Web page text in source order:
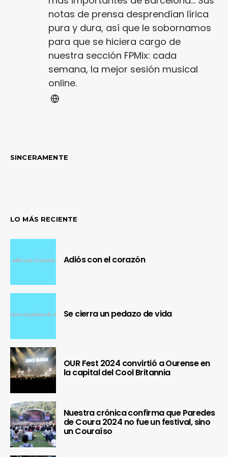
notas de prensa desprendían lírica
pura y dura, así que le sobornamos
para que se hiciera cargo de
nuestra sección FPMix: cada
semana, la mejor sesión musical
online.
SINCERAMENTE
LO MÁS RECIENTE
Adiós con el corazón
Se cierra un pedazo de vida
OUR Fest 2024 convirtió a Ourense en
la capital del Cool Britannia
Nuestra crónica confirma que Paredes
de Coura 2024 no fue un festival, sino
un Couraíso